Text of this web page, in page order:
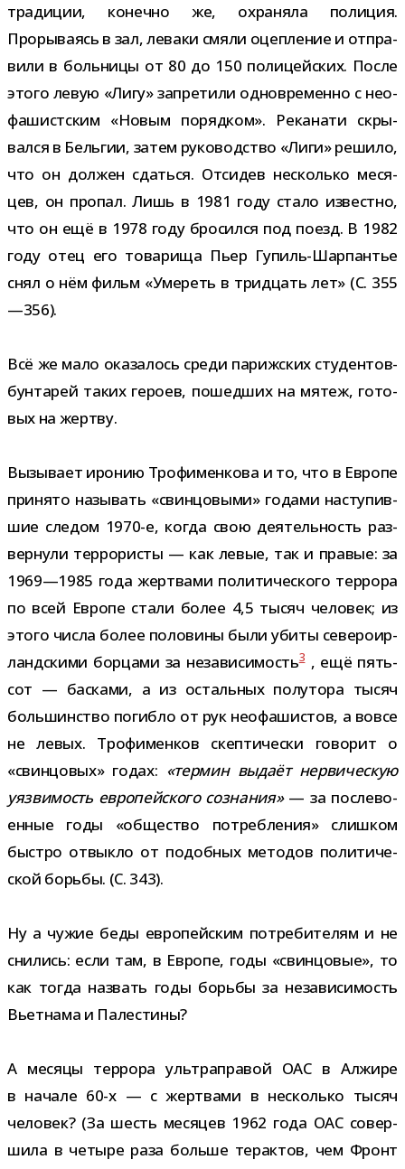
тра­ди­ции, конечно же, охра­няла поли­ция.
Прорываясь в зал, леваки смяли оцеп­ле­ние и отпра­
вили в боль­ницы от 80 до 150 поли­цей­ских. После
этого левую «Лигу» запре­тили одно­вре­менно с нео­
фа­шист­ским «Новым поряд­ком». Реканати скры­
вался в Бельгии, затем руко­вод­ство «Лиги» решило,
что он дол­жен сдаться. Отсидев несколько меся­
цев, он про­пал. Лишь в 1981 году стало известно,
что он ещё в 1978 году бро­сился под поезд. В 1982
году отец его това­рища Пьер Гупиль-​Шарпантье
снял о нём фильм «Умереть в трид­цать лет» (С. 355
—356).
Всё же мало ока­за­лось среди париж­ских студентов-​
бунтарей таких героев, пошед­ших на мятеж, гото­
вых на жертву.
Вызывает иро­нию Трофименкова и то, что в Европе
при­нято назы­вать «свин­цо­выми» годами насту­пив­
шие сле­дом 1970-​е, когда свою дея­тель­ность раз­
вер­нули тер­ро­ри­сты — как левые, так и пра­вые: за
1969—1985 года жерт­вами поли­ти­че­ского тер­рора
по всей Европе стали более 4,5 тысяч чело­век; из
этого числа более поло­вины были убиты севе­ро­ир­
ланд­скими бор­цами за неза­ви­си­мость3 , ещё пять­
сот — бас­ками, а из осталь­ных полу­тора тысяч
боль­шин­ство погибло от рук нео­фа­ши­стов, а вовсе
не левых. Трофименков скеп­ти­че­ски гово­рит о
«свин­цо­вых» годах: «тер­мин выдаёт нер­ви­че­скую
уяз­ви­мость евро­пей­ского созна­ния»— за после­во­
ен­ные годы «обще­ство потреб­ле­ния» слиш­ком
быстро отвыкло от подоб­ных мето­дов поли­ти­че­
ской борьбы. (С. 343).
Ну а чужие беды евро­пей­ским потре­би­те­лям и не
сни­лись: если там, в Европе, годы «свин­цо­вые», то
как тогда назвать годы борьбы за неза­ви­си­мость
Вьетнама и Палестины?
А месяцы тер­рора уль­тра­пра­вой ОАС в Алжире
в начале 60-​х — с жерт­вами в несколько тысяч
чело­век? (За шесть меся­цев 1962 года ОАС совер­
шила в четыре раза больше тер­ак­тов, чем Фронт